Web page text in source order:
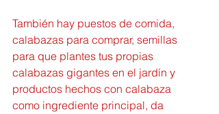
También hay puestos de comida,
calabazas para comprar, semillas
para que plantes tus propias
calabazas gigantes en el jardín y
productos hechos con calabaza
como ingrediente principal, da